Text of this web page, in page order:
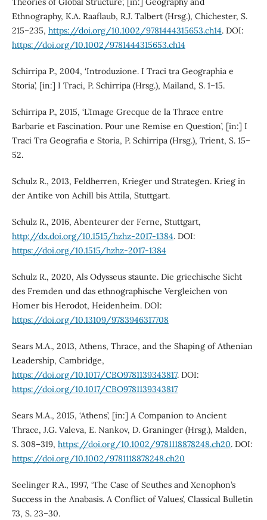
Ethnography, K.A. Raaflaub, R.J. Talbert (Hrsg.), Chichester, S.
215–235, https://doi.org/10.1002/9781444315653.ch14. DOI:
https://doi.org/10.1002/9781444315653.ch14
Schirripa P., 2004, ‘Introduzione. I Traci tra Geographia e
Storia’, [in:] I Traci, P. Schirripa (Hrsg.), Mailand, S. 1–15.
Schirripa P., 2015, ‘L’Image Grecque de la Thrace entre
Barbarie et Fascination. Pour une Remise en Question’, [in:] I
Traci Tra Geografia e Storia, P. Schirripa (Hrsg.), Trient, S. 15–
52.
Schulz R., 2013, Feldherren, Krieger und Strategen. Krieg in
der Antike von Achill bis Attila, Stuttgart.
Schulz R., 2016, Abenteurer der Ferne, Stuttgart,
http://dx.doi.org/10.1515/hzhz-2017-1384. DOI:
https://doi.org/10.1515/hzhz-2017-1384
Schulz R., 2020, Als Odysseus staunte. Die griechische Sicht
des Fremden und das ethnographische Vergleichen von
Homer bis Herodot, Heidenheim. DOI:
https://doi.org/10.13109/9783946317708
Sears M.A., 2013, Athens, Thrace, and the Shaping of Athenian
Leadership, Cambridge,
https://doi.org/10.1017/CBO9781139343817. DOI:
https://doi.org/10.1017/CBO9781139343817
Sears M.A., 2015, ‘Athens’, [in:] A Companion to Ancient
Thrace, J.G. Valeva, E. Nankov, D. Graninger (Hrsg.), Malden,
S. 308–319, https://doi.org/10.1002/9781118878248.ch20. DOI:
https://doi.org/10.1002/9781118878248.ch20
Seelinger R.A., 1997, ‘The Case of Seuthes and Xenophon’s
Success in the Anabasis. A Conflict of Values’, Classical Bulletin
73, S. 23–30.